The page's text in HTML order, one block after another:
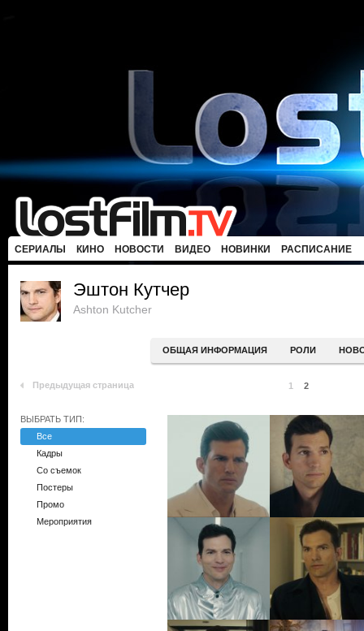
СЕРИАЛЫ КИНО НОВОСТИ ВИДЕО НОВИНКИ РАСПИСАНИЕ
Эштон Кутчер
Ashton Kutcher
ОБЩАЯ ИНФОРМАЦИЯ РОЛИ
Предыдущая страница 1 2
ВЫБРАТЬ ТИП:
Все
Кадры
Со съемок
Постеры
Промо
Мероприятия